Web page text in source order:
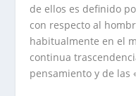
de ellos es definido
con respecto al
habitualmente en el
continua
pensamiento y de las